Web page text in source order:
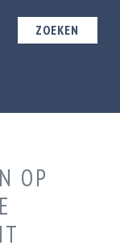
ZOEKEN
OP